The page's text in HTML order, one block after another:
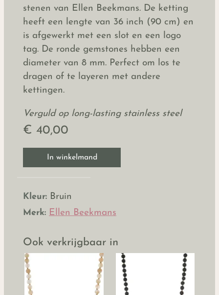
stenen van Ellen Beekmans. De ketting
heeft een lengte van 36 inch (90 cm) en
is afgewerkt met een slot en een logo
tag. De ronde gemstones hebben een
diameter van 8 mm. Perfect om los te
dragen of te layeren met andere
kettingen.
Verguld op long-lasting stainless steel
€ 40,00
In winkelmand
Kleur: Bruin
Merk: Ellen Beekmans
Ook verkrijgbaar in